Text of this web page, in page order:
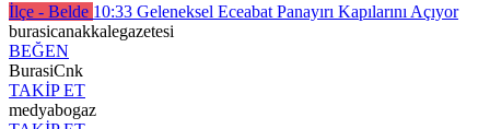
İlçe - Belde 10:33 Geleneksel Eceabat Panayırı Kapılarını Açıyor
burasicanakkalegazetesi
BEĞEN
BurasiCnk
TAKİP ET
medyabogaz